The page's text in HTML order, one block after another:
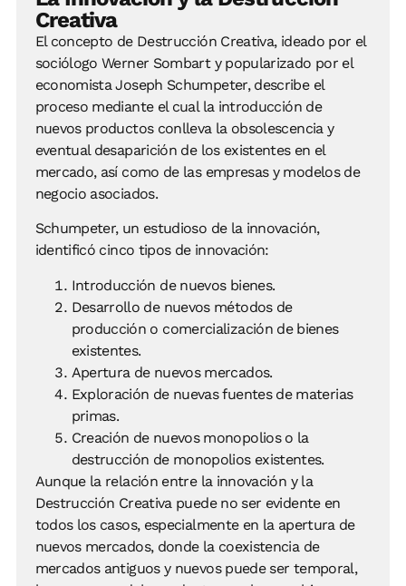
Creativa
El concepto de Destrucción Creativa, ideado por el
sociólogo Werner Sombart y popularizado por el
economista Joseph Schumpeter, describe el
proceso mediante el cual la introducción de
nuevos productos conlleva la obsolescencia y
eventual desaparición de los existentes en el
mercado, así como de las empresas y modelos de
negocio asociados.
Schumpeter, un estudioso de la innovación,
identificó cinco tipos de innovación:
Introducción de nuevos bienes.
Desarrollo de nuevos métodos de
producción o comercialización de bienes
existentes.
Apertura de nuevos mercados.
Exploración de nuevas fuentes de materias
primas.
Creación de nuevos monopolios o la
destrucción de monopolios existentes.
Aunque la relación entre la innovación y la
Destrucción Creativa puede no ser evidente en
todos los casos, especialmente en la apertura de
nuevos mercados, donde la coexistencia de
mercados antiguos y nuevos puede ser temporal,